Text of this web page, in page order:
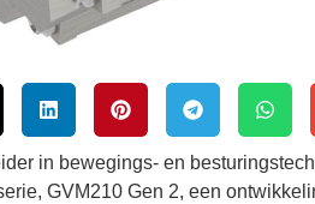
in bewegings- en
GVM210 Gen 2, een